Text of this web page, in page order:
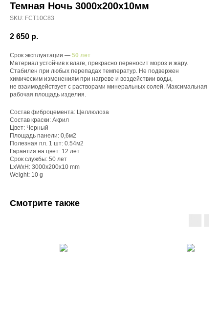
Темная Ночь 3000х200х10мм
SKU: FCT10C83
2 650 р.
Срок эксплуатации — 50 лет
Материал устойчив к влаге, прекрасно переносит мороз и жару.
Стабилен при любых перепадах температур. Не подвержен
химическим изменениям при нагреве и воздействии воды,
не взаимодействует с растворами минеральных солей. Максимальная
рабочая площадь изделия.
Состав фиброцемента: Целлюлоза
Состав краски: Акрил
Цвет: Черный
Площадь панели: 0,6м2
Полезная пл. 1 шт: 0.54м2
Гарантия на цвет: 12 лет
Срок службы: 50 лет
LxWxH: 3000x200x10 mm
Weight: 10 g
Смотрите также